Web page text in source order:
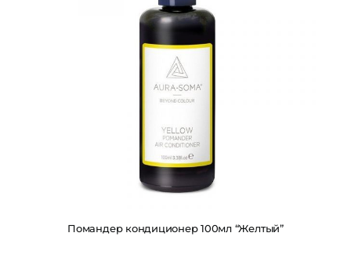
Помандер кондиционер 100мл “Желтый”